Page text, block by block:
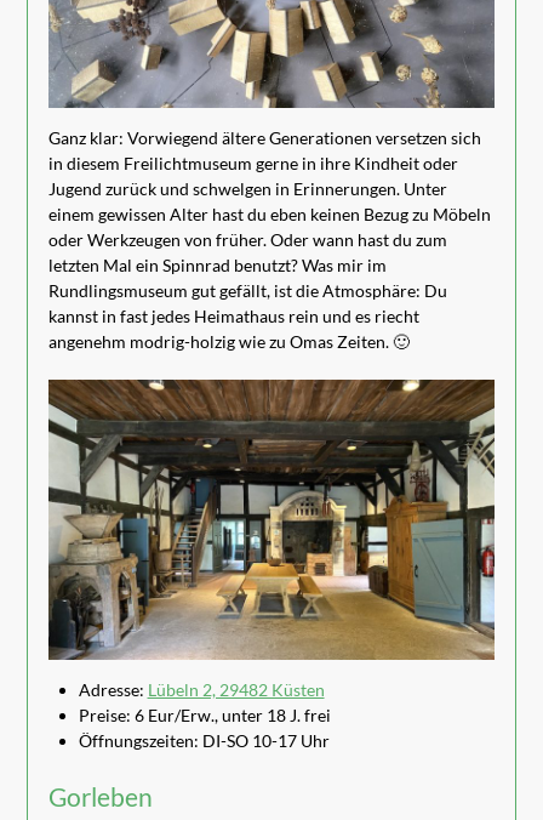
Ganz klar: Vorwiegend ältere Generationen versetzen sich
in diesem Freilichtmuseum gerne in ihre Kindheit oder
Jugend zurück und schwelgen in Erinnerungen. Unter
einem gewissen Alter hast du eben keinen Bezug zu Möbeln
oder Werkzeugen von früher. Oder wann hast du zum
letzten Mal ein Spinnrad benutzt? Was mir im
Rundlingsmuseum gut gefällt, ist die Atmosphäre: Du
kannst in fast jedes Heimathaus rein und es riecht
angenehm modrig-holzig wie zu Omas Zeiten. 🙂
Adresse: Lübeln 2, 29482 Küsten
Preise: 6 Eur/Erw., unter 18 J. frei
Öffnungszeiten: DI-SO 10-17 Uhr
Gorleben